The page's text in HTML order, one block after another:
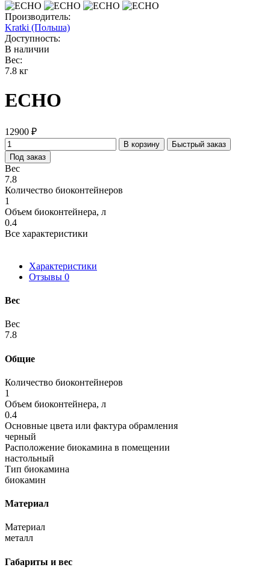
Производитель:
Kratki (Польша)
Доступность:
В наличии
Вес:
7.8 кг
ECHO
12900 ₽
В корзину
Быстрый заказ
Под заказ
Вес
7.8
Количество биоконтейнеров
1
Объем биоконтейнера, л
0.4
Все характеристики
Характеристики
Отзывы 0
Вес
Вес
7.8
Общие
Количество биоконтейнеров
1
Объем биоконтейнера, л
0.4
Основные цвета или фактура обрамления
черный
Расположение биокамина в помещении
настольный
Тип биокамина
биокамин
Материал
Материал
металл
Габариты и вес